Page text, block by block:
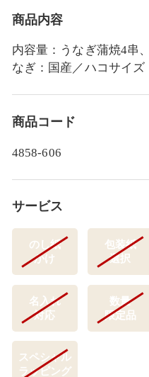
商品内容
内容量：うなぎ蒲焼4串
なぎ：国産／ハコサイズ
商品コード
4858-606
サービス
のし紙
かけ
包装紙
選択
名入れ
対応
数量
限定品
スペシャル
ラッピング